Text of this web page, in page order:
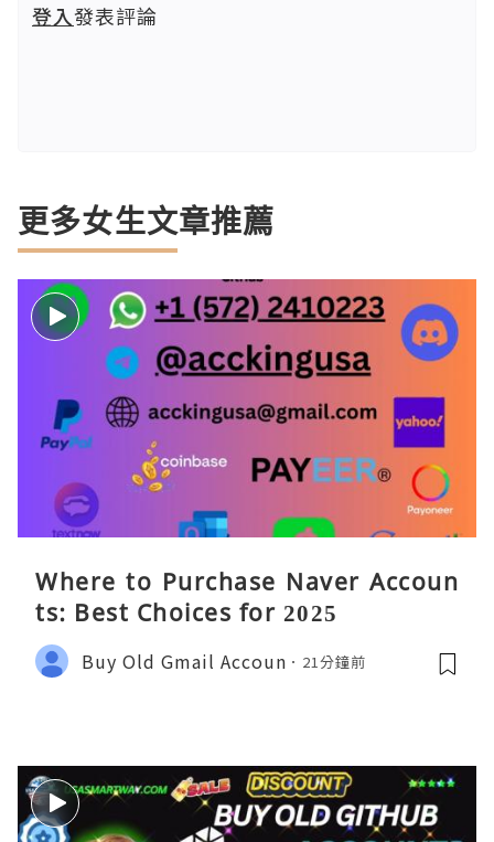
登入發表評論
更多女生文章推薦
Where to Purchase Naver Accoun
ts: Best Choices for 2025
Buy Old Gmail Accoun 21分鐘前